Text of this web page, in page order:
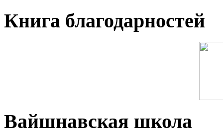
Книга благодарностей
Вайшнавская школа